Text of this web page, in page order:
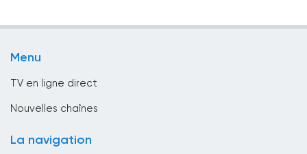
Menu
TV en ligne direct
Nouvelles chaînes
La navigation